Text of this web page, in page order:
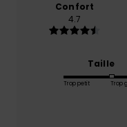
Confort
4.7
Taille
Trop petit Trop